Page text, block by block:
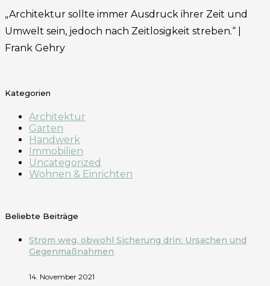
„Architektur sollte immer Ausdruck ihrer Zeit und
Umwelt sein, jedoch nach Zeitlosigkeit streben.“ |
Frank Gehry
Kategorien
Architektur
Garten
Handwerk
Immobilien
Uncategorized
Wohnen & Einrichten
Beliebte Beiträge
Strom weg, obwohl Sicherung drin: Ursachen und
Gegenmaßnahmen
14. November 2021